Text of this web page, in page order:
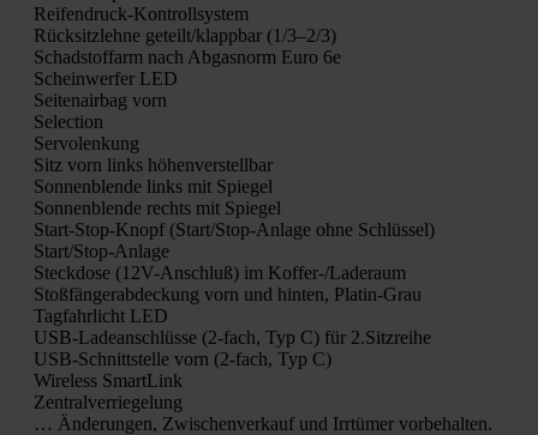
Rei­fen­druck-Kon­troll­sys­tem
Rück­sitz­leh­ne geteilt/klappbar (1/3–2/3)
Schad­stoff­arm nach Abgas­norm Euro 6e
Schein­wer­fer LED
Sei­ten­air­bag vorn
Sel­ec­tion
Ser­vo­len­kung
Sitz vorn links höhen­ver­stell­bar
Son­nen­blen­de links mit Spie­gel
Son­nen­blen­de rechts mit Spie­gel
Start-Stop-Knopf (Star­t/S­top-Anla­ge ohne Schlüs­sel)
Star­t/S­top-Anla­ge
Steck­do­se (12V-Anschluß) im Kof­fer-/La­de­raum
Stoß­fän­ger­ab­de­ckung vorn und hin­ten, Pla­tin-Grau
Tag­fahr­licht LED
USB-Lade­an­schlüs­se (2‑fach, Typ C) für 2.Sitzreihe
USB-Schnitt­stel­le vorn (2‑fach, Typ C)
Wire­less Smart­Link
Zen­tral­ver­rie­ge­lung
… Ände­run­gen, Zwi­schen­ver­kauf und Irr­tü­mer vor­be­hal­ten.